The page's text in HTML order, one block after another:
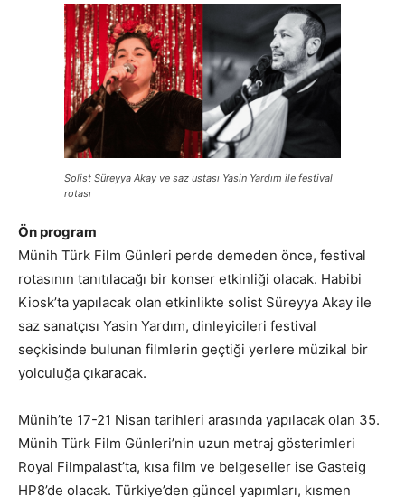
Solist Süreyya Akay ve saz ustası Yasin Yardım ile festival
rotası
Ön program
Münih Türk Film Günleri perde demeden önce, festival
rotasının tanıtılacağı bir konser etkinliği olacak. Habibi
Kiosk’ta yapılacak olan etkinlikte solist Süreyya Akay ile
saz sanatçısı Yasin Yardım, dinleyicileri festival
seçkisinde bulunan filmlerin geçtiği yerlere müzikal bir
yolculuğa çıkaracak.
Münih’te 17-21 Nisan tarihleri arasında yapılacak olan 35.
Münih Türk Film Günleri’nin uzun metraj gösterimleri
Royal Filmpalast’ta, kısa film ve belgeseller ise Gasteig
HP8’de olacak. Türkiye’den güncel yapımları, kısmen